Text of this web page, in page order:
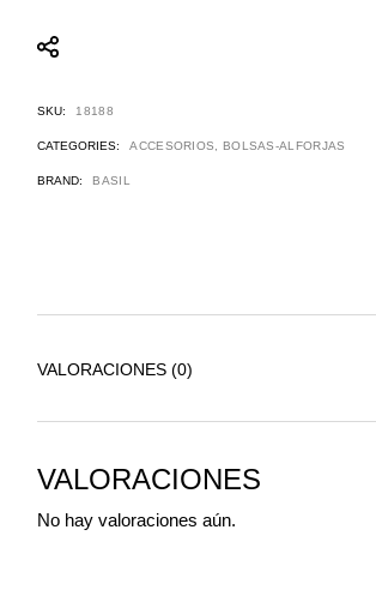
SKU: 18188
CATEGORIES: ACCESORIOS, BOLSAS-ALFORJAS
BRAND: BASIL
VALORACIONES (0)
VALORACIONES
No hay valoraciones aún.